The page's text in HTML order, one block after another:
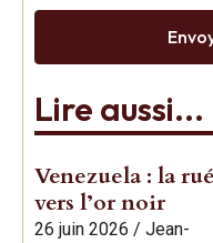
Lire aussi...
Venezuela : la
vers l’or noir
26 juin 2026 / Jean-